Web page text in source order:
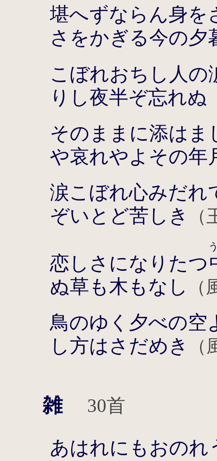
堪へずならん身を
さをかぎる今の夕
こぼれおちし人
りし夜半ぞ忘れぬ
そのままに添は
や哀れやよその年
涙こぼれ心みだれ
ぞいとど苦しき
恋しさになりたつ
ぬ草も木もなし
鳥のゆく夕べの空
し方はさだめき
雑 30首
あはれにもおのれ